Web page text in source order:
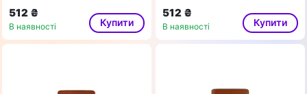
512 ₴
В наявності Купити
512 ₴
В наявності Купити